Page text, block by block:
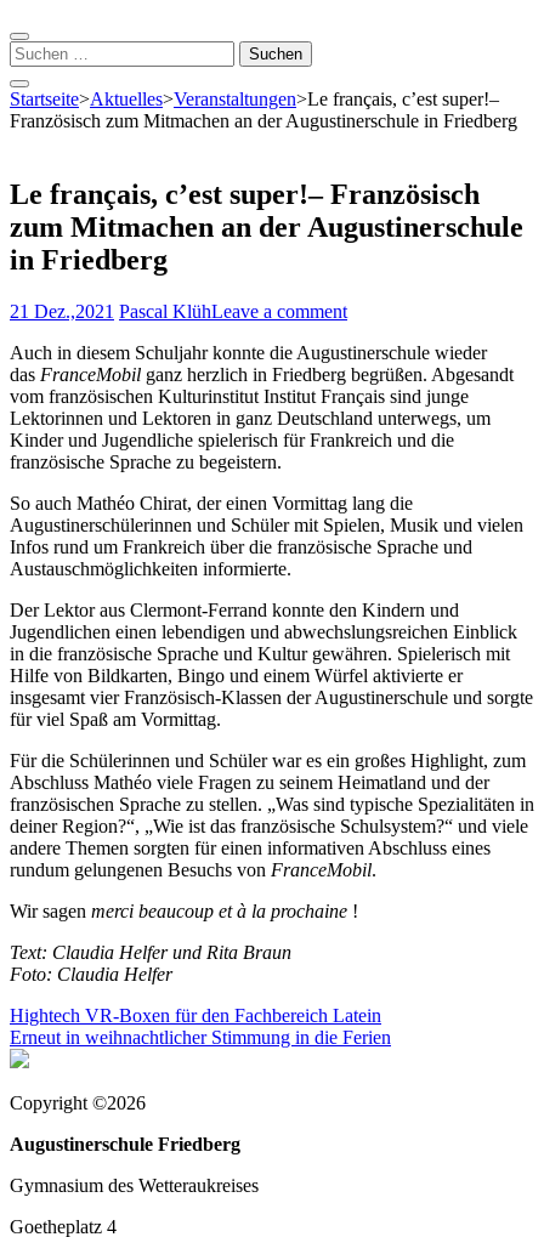
Suchen
nach:
Startseite>Aktuelles>Veranstaltungen>Le français, c’est super!–
Französisch zum Mitmachen an der Augustinerschule in Friedberg
Le français, c’est super!– Französisch
zum Mitmachen an der Augustinerschule
in Friedberg
21 Dez.,2021 Pascal KlühLeave a comment
Auch in diesem Schuljahr konnte die Augustinerschule wieder
das FranceMobil ganz herzlich in Friedberg begrüßen. Abgesandt
vom französischen Kulturinstitut Institut Français sind junge
Lektorinnen und Lektoren in ganz Deutschland unterwegs, um
Kinder und Jugendliche spielerisch für Frankreich und die
französische Sprache zu begeistern.
So auch Mathéo Chirat, der einen Vormittag lang die
Augustinerschülerinnen und Schüler mit Spielen, Musik und vielen
Infos rund um Frankreich über die französische Sprache und
Austauschmöglichkeiten informierte.
Der Lektor aus Clermont-Ferrand konnte den Kindern und
Jugendlichen einen lebendigen und abwechslungsreichen Einblick
in die französische Sprache und Kultur gewähren. Spielerisch mit
Hilfe von Bildkarten, Bingo und einem Würfel aktivierte er
insgesamt vier Französisch-Klassen der Augustinerschule und sorgte
für viel Spaß am Vormittag.
Für die Schülerinnen und Schüler war es ein großes Highlight, zum
Abschluss Mathéo viele Fragen zu seinem Heimatland und der
französischen Sprache zu stellen. „Was sind typische Spezialitäten in
deiner Region?“, „Wie ist das französische Schulsystem?“ und viele
andere Themen sorgten für einen informativen Abschluss eines
rundum gelungenen Besuchs von FranceMobil.
Wir sagen merci beaucoup et à la prochaine !
Text: Claudia Helfer und Rita Braun
Foto: Claudia Helfer
Beitragsnavigation
Hightech VR-Boxen für den Fachbereich Latein
Erneut in weihnachtlicher Stimmung in die Ferien
Copyright ©2026
Augustinerschule Friedberg
Gymnasium des Wetteraukreises
Goetheplatz 4